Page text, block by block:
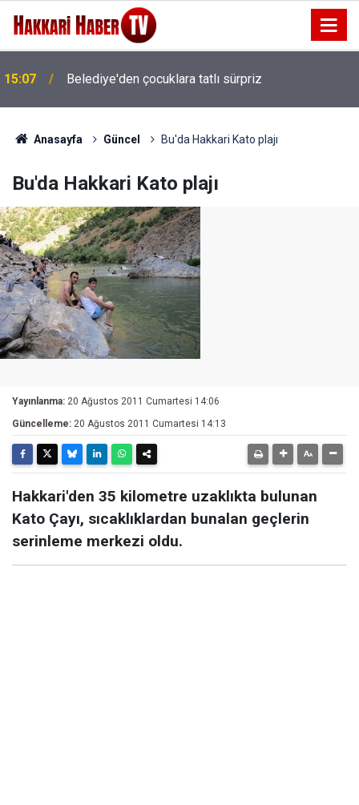
15:07 Belediye'den çocuklara tatlı sürpriz
Anasayfa Güncel Bu'da Hakkari Kato plajı
Bu'da Hakkari Kato plajı
Yayınlanma: 20 Ağustos 2011 Cumartesi 14:06
Güncelleme: 20 Ağustos 2011 Cumartesi 14:13
Hakkari'den 35 kilometre uzaklıkta bulunan
Kato Çayı, sıcaklıklardan bunalan geçlerin
serinleme merkezi oldu.